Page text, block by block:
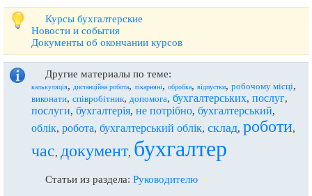
Курсы бухгалтерские
Новости и события
Документы об окончании курсов
Другие материалы по теме:
калькуляція, дистанційна робота, лікарняні, обробка, відпустки, робочому місці,
виконати, співробітник, допомога, бухгалтерських, послуг,
послуги, бухгалтерія, не потрібно, бухгалтерський,
облік, робота, бухгалтерський облік, склад, роботи,
час, документ, бухгалтер
Статьи из раздела: Руководителю